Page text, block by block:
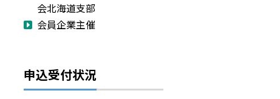
会北海道支部
会員企業主催
申込受付状況